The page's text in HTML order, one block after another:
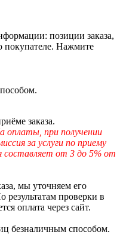
позиции заказа,
покупателе. Нажмите
заказа.
оплаты, при получении
за услуги по приему
от 3 до 5% от
мы уточняем его
результатам проверки в
оплата через сайт.
безналичным способом.